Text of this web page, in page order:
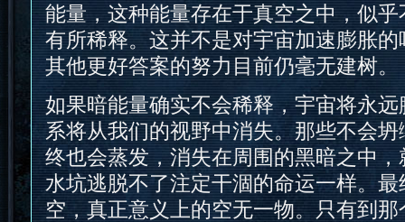
能量，这种能量存在于真空之中，似
有所稀释。这并不是对宇宙加速膨胀
其他更好答案的努力目前仍毫无建树。
如果暗能量确实不会稀释，宇宙将永
系将从我们的视野中消失。那些不会
终也会蒸发，消失在周围的黑暗之中
水坑逃脱不了注定干涸的命运一样。
空，真正意义上的空无一物。只有到